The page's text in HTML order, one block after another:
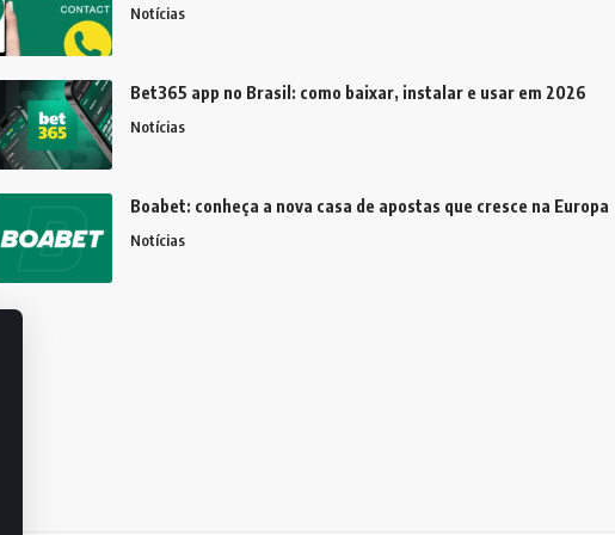
Notícias
Bet365 app no Brasil: como baixar, instalar e usar em 2026
Notícias
Boabet: conheça a nova casa de apostas que cresce na Europa
Notícias